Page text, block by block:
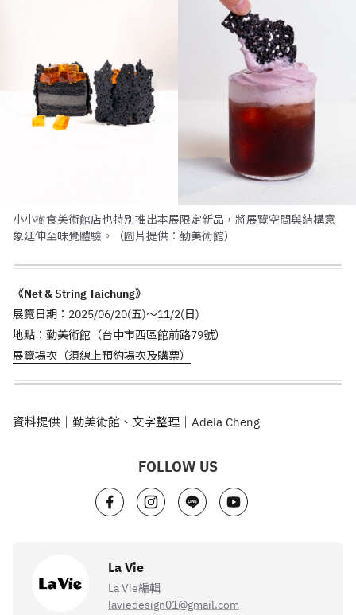
小小樹食美術館店也特別推出本展限定新品，將展覽空間與結構意
象延伸至味覺體驗。（圖片提供：勤美術館）
《Net & String Taichung》
展覽日期：2025/06/20(五)～11/2(日)
地點：勤美術館（台中市西區館前路79號）
展覽場次（須線上預約場次及購票）
資料提供｜勤美術館、文字整理｜Adela Cheng
FOLLOW US
La Vie
La Vie編輯
laviedesign01@gmail.com